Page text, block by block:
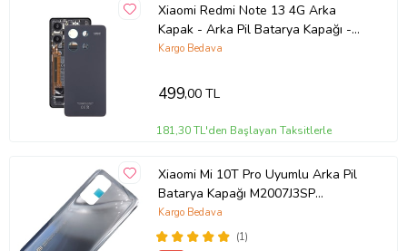
Xiaomi Redmi Note 13 4G Arka
Kapak - Arka Pil Batarya Kapağı -
23129RAA4G 23124RA7EO Uyumlu
Kargo Bedava
499,00 TL
181,30 TL'den Başlayan Taksitlerle
Xiaomi Mi 10T Pro Uyumlu Arka Pil
Batarya Kapağı M2007J3SP
M2007J3SI (Gri)
(1)
Kargo Bedava